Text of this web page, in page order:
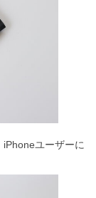
ユーザーに